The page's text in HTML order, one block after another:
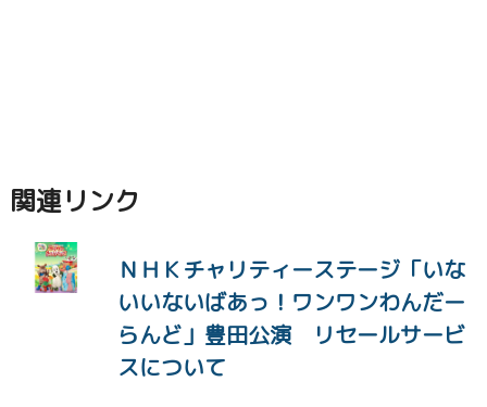
関連リンク
ＮＨＫチャリティーステージ「いな
いいないばあっ！ワンワンわんだー
らんど」豊田公演 リセールサービ
スについて